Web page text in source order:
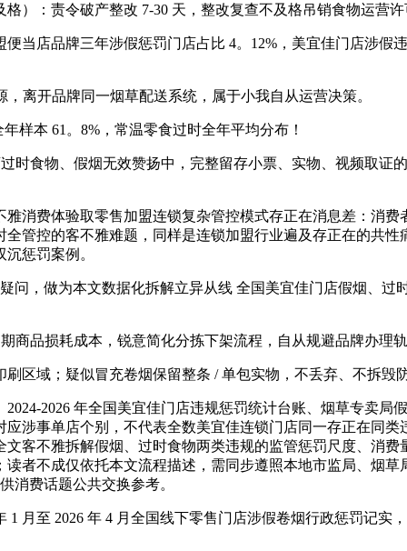
：责令破产整改 7-30 天，整改复查不及格吊销食物运营许
店品牌三年涉假惩罚门店占比 4。12%，美宜佳门店涉假
开品牌同一烟草配送系统，属于小我自从运营决策。
本 61。8%，常温零食过时全年平均分布！
食物、假烟无效赞扬中，完整留存小票、实物、视频取证
费体验取零售加盟连锁复杂管控模式存正在消息差：消费
管控的客不雅难题，同样是连锁加盟行业遍及存正在的共
惩罚案例。
做为本文数据化拆解立异从线 全国美宜佳门店假烟、过
品损耗成本，锐意简化分拣下架流程，自从规避品牌办理
域；疑似冒充卷烟保留整条 / 单包实物，不丢弃、不拆毁
2026 年全国美宜佳门店违规惩罚统计台账、烟草专卖局
涉事单店个别，不代表全数美宜佳连锁门店同一存正在同
客不雅拆解假烟、过时食物两类违规的监管惩罚尺度、消
者不成仅依托本文流程描述，需同步遵照本地市监局、烟
消费话题公共交换参考。
至 2026 年 4 月全国线下零售门店涉假卷烟行政惩罚记实